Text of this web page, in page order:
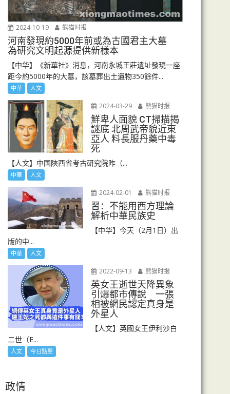
2024-10-19 熊猫时报
河南發現約5000年前或為古國君主大墓
為研究文明起源提供新樣本
【中华】《新華社》消息，河南永城王莊遺址發現一座
距今約5000年的大墓，該墓葬出土遺物350餘件...
中華 人文
2024-03-29 熊猫时报
鮮卑人面貌 CT掃描揭
謎底 北周武帝貌近東
亞人 料長服丹藥中毒
死
【人文】中国陜西省考古研究院昨（...
中華 人文
2024-02-01 熊猫时报
習：不能用西方理論
解析中華民族史
【中华】今天（2月1日）出
版的中...
中華 人文
2022-09-13 熊猫时报
英女王逝世天降異象
引爆都市傳說 一張
相被網民認定真身是
外星人
【人文】英國女王伊利沙白
二世（E...
人文 今日點擊
政情